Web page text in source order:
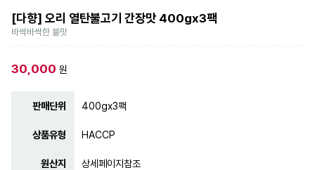
[다향] 오리 열탄불고기 간장맛 400gx3팩
바싹바싹한 불맛
30,000 원
판매단위 400gx3팩
상품유형 HACCP
원산지 상세페이지참조